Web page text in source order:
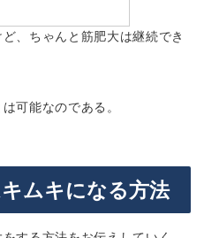
、ちゃんと筋肥大は継続でき
可能なのである。
ムキになる方法